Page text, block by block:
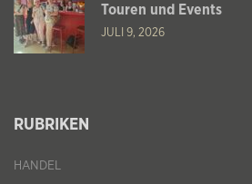
Touren und Events
JULI 9, 2026
RUBRIKEN
HANDEL